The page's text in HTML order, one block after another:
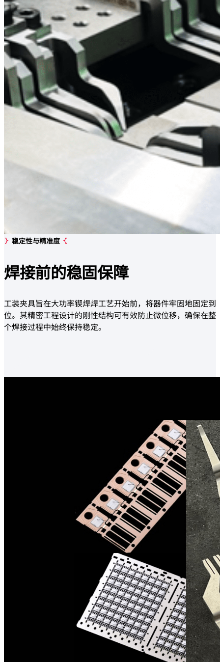
稳定性与精准度
焊接前的稳固保障
工装夹具旨在大功率锲焊焊工艺开始前，将器件牢固地固定到
位。其精密工程设计的刚性结构可有效防止微位移，确保在整
个焊接过程中始终保持稳定。